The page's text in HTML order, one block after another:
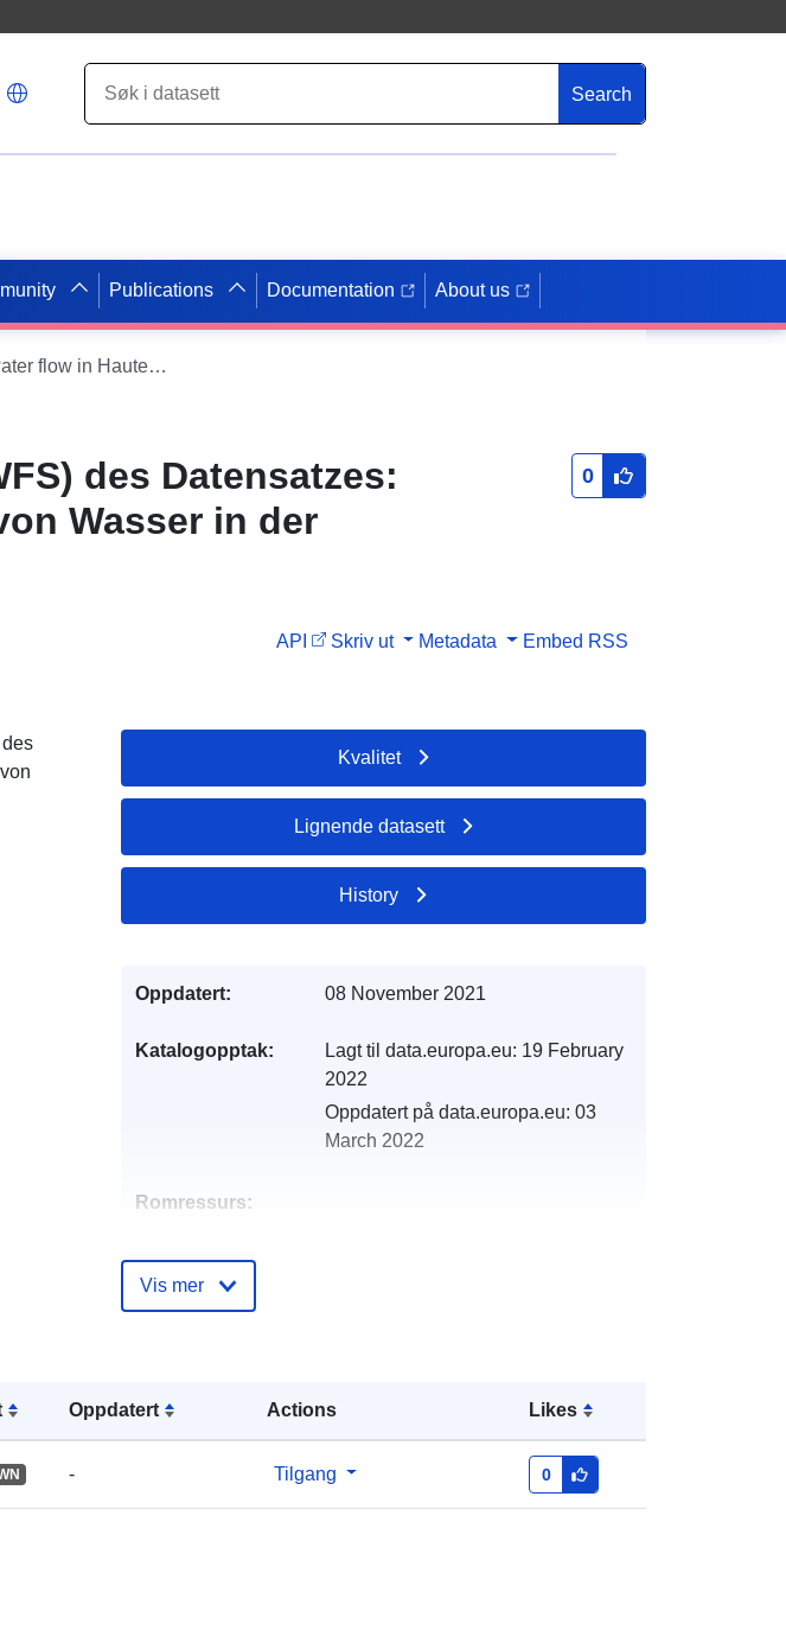
Search
Publications Documentation About us
Dataset Direct Download Service (WFS): Obstacles to water flow in Haute-Savoie
des Datensatzes:
Wasser in der
0
API Skriv ut Metadata Embed RSS
Oppdatert Actions Likes
- Tilgang 0
Kvalitet
Lignende datasett
History
Oppdatert: 08 November 2021
Katalogopptak: Lagt til data.europa.eu: 19 February
2022
Oppdatert på data.europa.eu: 03
March 2022
Romressurs:
Identifikatorer:
120066022-srv-ba24c8c9-f119-
4a82-b957-bd85a026e0e7
Vis mer